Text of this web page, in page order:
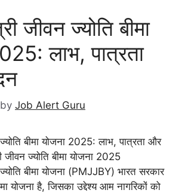
जीवन ज्योति बीमा
लाभ, पात्रता
by Job Alert Guru
बीमा योजना 2025: लाभ, पात्रता और
ज्योति बीमा योजना 2025
बीमा योजना (PMJJBY) भारत सरकार
योजना है, जिसका उद्देश्य आम नागरिकों को